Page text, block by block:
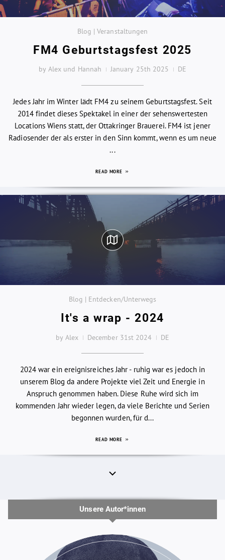
Blog | Veranstaltungen
FM4 Geburtstagsfest 2025
by Alex und Hannah January 25th 2025 DE
Jedes Jahr im Winter lädt FM4 zu seinem Geburtstagsfest. Seit
2014 findet dieses Spektakel in einer der sehenswertesten
Locations Wiens statt, der Ottakringer Brauerei. FM4 ist jener
Radiosender der als erster in den Sinn kommt, wenn es um neue
...
READ MORE
Blog | Entdecken/Unterwegs
It's a wrap - 2024
by Alex December 31st 2024 DE
2024 war ein ereignisreiches Jahr - ruhig war es jedoch in
unserem Blog da andere Projekte viel Zeit und Energie in
Anspruch genommen haben. Diese Ruhe wird sich im
kommenden Jahr wieder legen, da viele Berichte und Serien
begonnen wurden, für d...
READ MORE
Unsere Autor*innen